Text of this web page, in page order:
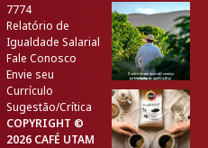
7774
Relatório de
Igualdade Salarial
Fale Conosco
Envie seu
Currículo
Sugestão/Crítica
COPYRIGHT ©
2026 CAFÉ UTAM